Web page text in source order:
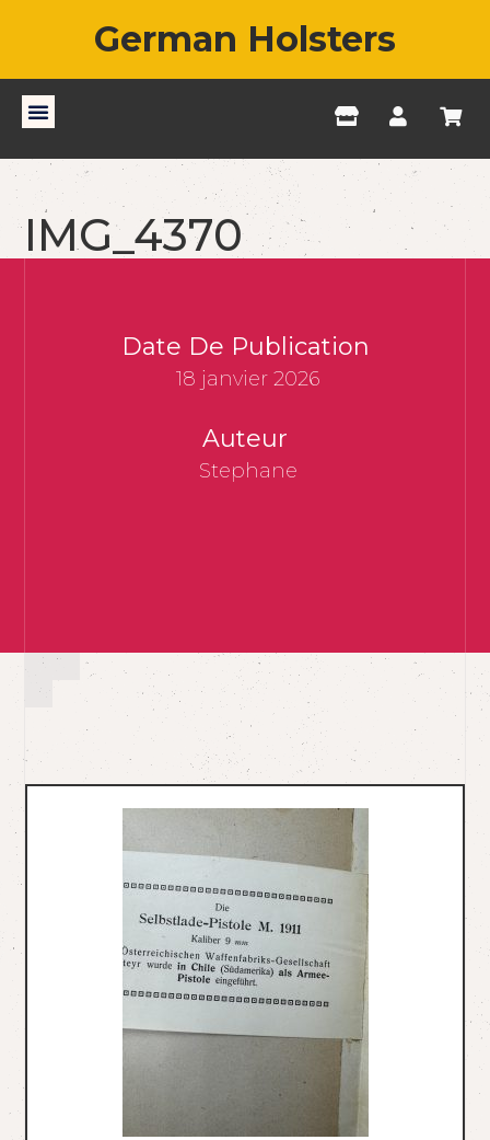
German Holsters
IMG_4370
Date De Publication
18 janvier 2026
Auteur
Stephane